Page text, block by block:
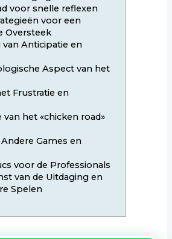
voor snelle reflexen
voor een
Oversteek
van Anticipatie en
Aspect van het
Frustratie en
van het «chicken road»
Games en
voor de Professionals
van de Uitdaging en
Spelen